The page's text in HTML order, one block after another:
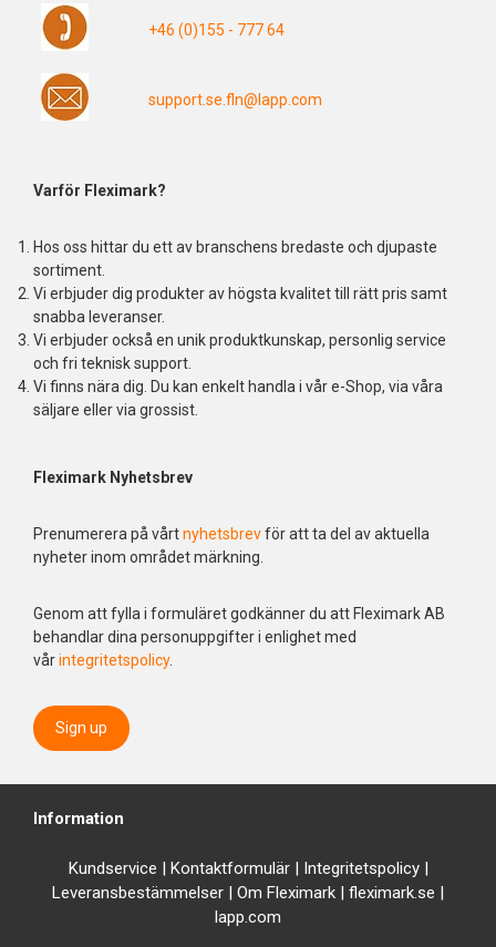
+46 (0)155 - 777 64
support.se.fln@lapp.com
Varför Fleximark?
Hos oss hittar du ett av branschens bredaste och djupaste
sortiment.
Vi erbjuder dig produkter av högsta kvalitet till rätt pris samt
snabba leveranser.
Vi erbjuder också en unik produktkunskap, personlig service
och fri teknisk support.
Vi finns nära dig. Du kan enkelt handla i vår e-Shop, via våra
säljare eller via grossist.
Fleximark Nyhetsbrev
Prenumerera på vårtnyhetsbrevför att ta del av aktuella
nyheter inom området märkning.
Genom att fylla i formuläret godkänner du att Fleximark AB
behandlar dina personuppgifter i enlighet med
vårintegritetspolicy.
Sign up
Information
Kundservice | Kontaktformulär| Integritetspolicy|
Leveransbestämmelser | Om Fleximark | fleximark.se |
lapp.com